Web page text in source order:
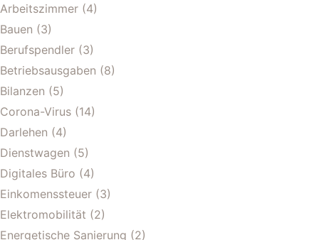
Arbeitszimmer (4)
Bauen (3)
Berufspendler (3)
Betriebsausgaben (8)
Bilanzen (5)
Corona-Virus (14)
Darlehen (4)
Dienstwagen (5)
Digitales Büro (4)
Einkomenssteuer (3)
Elektromobilität (2)
Energetische Sanierung (2)